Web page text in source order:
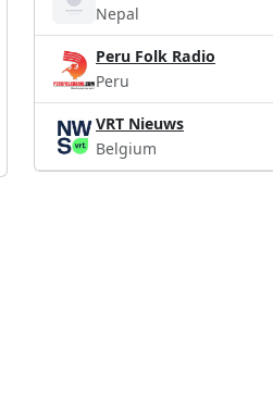
Nepal
Peru Folk Radio
Peru
VRT Nieuws
Belgium